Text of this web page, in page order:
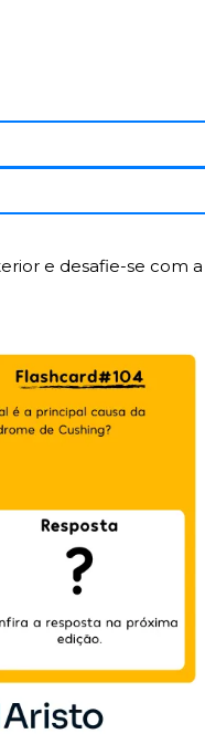
e desafie-se com a